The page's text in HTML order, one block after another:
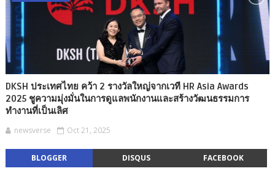
DKSH ประเทศไทย คว้า 2 รางวัลใหญ่จากเวที HR Asia Awards
2025 ชูความมุ่งมั่นในการดูแลพนักงานและสร้างวัฒนธรรมการ
ทำงานที่เป็นเลิศ
newsverse Oct 21, 2025
BLOGGER DISQUS FACEBOOK